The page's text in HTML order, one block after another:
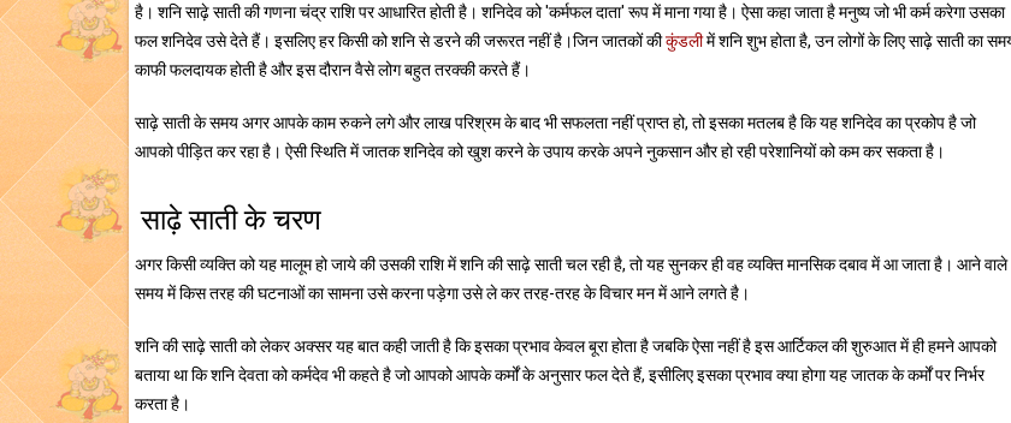
है। शनि साढ़े साती की गणना चंद्र राशि पर आधारित होती है। शनिदेव को 'कर्मफल दाता' रूप में माना गया है। ऐसा कहा जाता है मनुष्य जो भी कर्म करेगा उसका
फल शनिदेव उसे देते हैं। इसलिए हर किसी को शनि से डरने की जरूरत नहीं है।जिन जातकों कीकुंडलीमें शनि शुभ होता है, उन लोगों के लिए साढ़े साती का
काफी फलदायक होती है और इस दौरान वैसे लोग बहुत तरक्की करते हैं।
साढ़े साती के समय अगर आपके काम रुकने लगे और लाख परिश्रम के बाद भी सफलता नहीं प्राप्त हो, तो इसका मतलब है कि यह शनिदेव का प्रकोप है जो
आपको पीड़ित कर रहा है। ऐसी स्थिति में जातक शनिदेव को खुश करने के उपाय करके अपने नुकसान और हो रही परेशानियों को कम कर सकता है।
साढ़े साती के चरण
अगर किसी व्यक्ति को यह मालूम हो जाये की उसकी राशि में शनि की साढ़े साती चल रही है, तो यह सुनकर ही वह व्यक्ति मानसिक दबाव में आ जाता है। आने वाले
समय में किस तरह की घटनाओं का सामना उसे करना पड़ेगा उसे ले कर तरह-तरह के विचार मन में आने लगते है।
शनि की साढ़े साती को लेकर अक्सर यह बात कही जाती है कि इसका प्रभाव केवल बूरा होता है जबकि ऐसा नहीं है इस आर्टिकल की शुरुआत में ही हमने आपको
बताया था कि शनि देवता को कर्मदेव भी कहते है जो आपको आपके कर्मों के अनुसार फल देते हैं, इसीलिए इसका प्रभाव क्या होगा यह जातक के कर्मों पर निर्भर
करता है।